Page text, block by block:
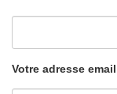
Votre adresse email